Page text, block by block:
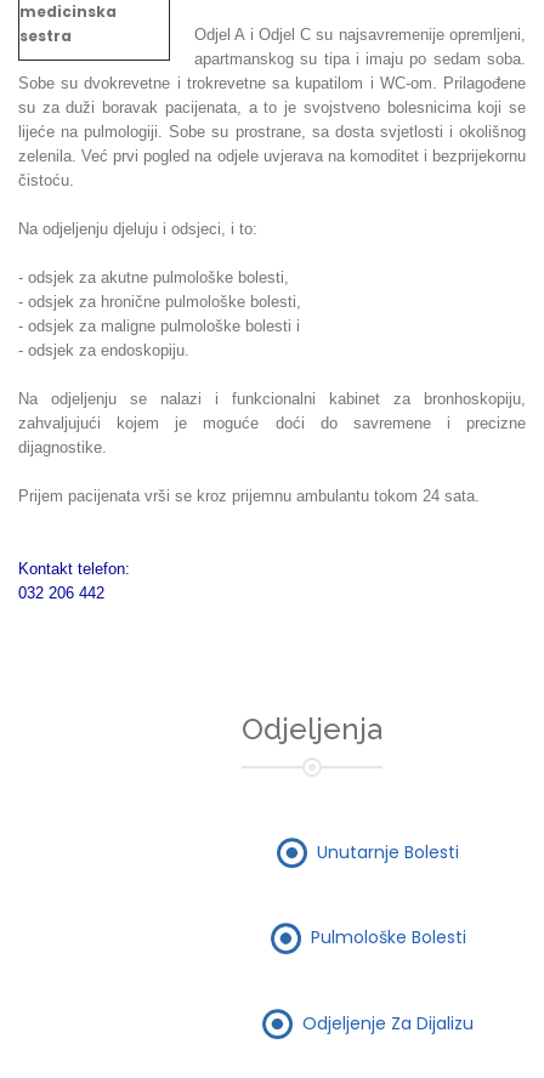
medicinska
sestra
Odjel A i Odjel C su najsavremenije opremljeni,
apartmanskog su tipa i imaju po sedam soba.
Sobe su dvokrevetne i trokrevetne sa kupatilom i WC-om. Prilagođene
su za duži boravak pacijenata, a to je svojstveno bolesnicima koji se
lijeće na pulmologiji. Sobe su prostrane, sa dosta svjetlosti i okolišnog
zelenila. Već prvi pogled na odjele uvjerava na komoditet i bezprijekornu
čistoću.
Na odjeljenju djeluju i odsjeci, i to:
- odsjek za akutne pulmološke bolesti,
- odsjek za hronične pulmološke bolesti,
- odsjek za maligne pulmološke bolesti i
- odsjek za endoskopiju.
Na odjeljenju se nalazi i funkcionalni kabinet za bronhoskopiju,
zahvaljujući kojem je moguće doći do savremene i precizne
dijagnostike.
Prijem pacijenata vrši se kroz prijemnu ambulantu tokom 24 sata.
Kontakt telefon:
032 206 442
Odjeljenja
Unutarnje Bolesti
Pulmološke Bolesti
Odjeljenje Za Dijalizu